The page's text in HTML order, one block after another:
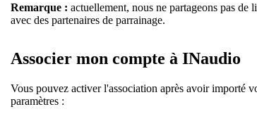
Remarque : actuellement, nous ne partageons pas
avec des partenaires de parrainage.
Associer mon compte à INaudio
Vous pouvez activer l'association après avoir importé
paramètres :